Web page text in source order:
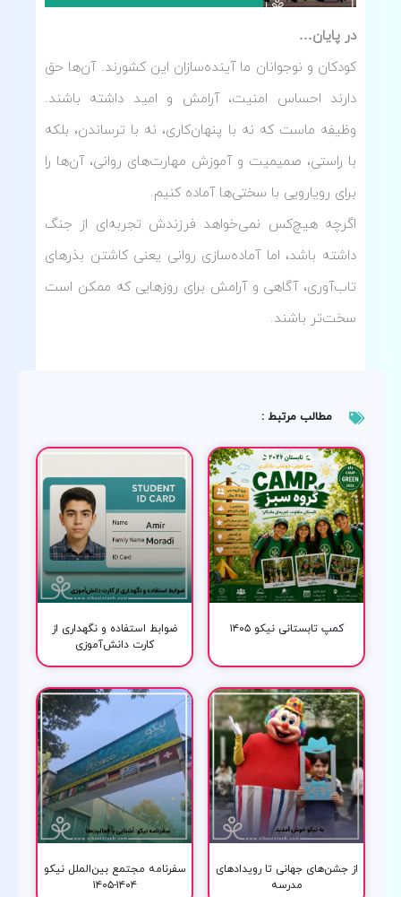
در پایان…
کودکان و نوجوانان ما آینده‌سازان این کشورند. آن‌ها حق
دارند احساس امنیت، آرامش و امید داشته باشند.
وظیفه ماست که نه با پنهان‌کاری، نه با ترساندن، بلکه
با راستی، صمیمیت و آموزش مهارت‌های روانی، آن‌ها را
برای رویارویی با سختی‌ها آماده کنیم.
اگرچه هیچ‌کس نمی‌خواهد فرزندش تجربه‌ای از جنگ
داشته باشد، اما آماده‌سازی روانی یعنی کاشتن بذرهای
تاب‌آوری، آگاهی و آرامش برای روزهایی که ممکن است
سخت‌تر باشند.
مطالب مرتبط :
کمپ تابستانی نیکو ۱۴۰۵
ضوابط استفاده و نگهداری از
کارت دانش‌آموزی
از جشن‌های جهانی تا رویدادهای
مدرسه
سفرنامه مجتمع بین‌الملل نیکو
۱۴۰۴-۱۴۰۵